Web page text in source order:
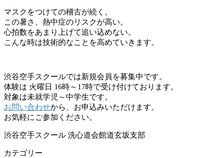
マスクをつけての稽古が続く。
この暑さ、熱中症のリスクが高い。
心拍数をあまり上げて追い込めない。
こんな時は技術的なことを高めていきます。
渋谷空手スクールでは新規会員を募集中です。
体験は 火曜日 16時～17時で受け付けております。
対象は未就学児～中学生です。
お問い合わせから、お申込みいただけます。
お気軽にご参加ください。
渋谷空手スクール 洗心道会館道玄坂支部
カテゴリー